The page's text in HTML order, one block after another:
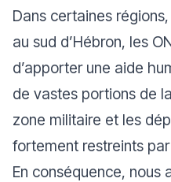
Dans certaines
au sud d’Hébron, les
d’apporter une aide
de vastes portions de
zone militaire et les
fortement restreints
En conséquence, nous